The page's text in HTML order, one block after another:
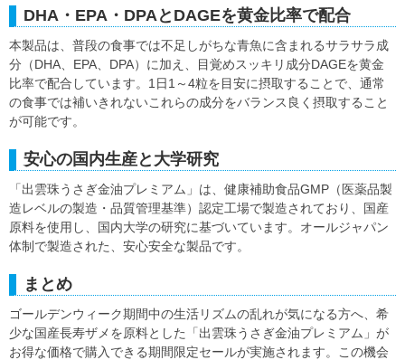
DHA・EPA・DPAとDAGEを黄金比率で配合
本製品は、普段の食事では不足しがちな青魚に含まれるサラサラ成
分（DHA、EPA、DPA）に加え、目覚めスッキリ成分DAGEを黄金
比率で配合しています。1日1～4粒を目安に摂取することで、通常
の食事では補いきれないこれらの成分をバランス良く摂取すること
が可能です。
安心の国内生産と大学研究
「出雲珠うさぎ金油プレミアム」は、健康補助食品GMP（医薬品製
造レベルの製造・品質管理基準）認定工場で製造されており、国産
原料を使用し、国内大学の研究に基づいています。オールジャパン
体制で製造された、安心安全な製品です。
まとめ
ゴールデンウィーク期間中の生活リズムの乱れが気になる方へ、希
少な国産長寿ザメを原料とした「出雲珠うさぎ金油プレミアム」が
お得な価格で購入できる期間限定セールが実施されます。この機会